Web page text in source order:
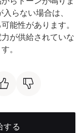
らない場合は、
能性があります。
が供給されていな
。
する